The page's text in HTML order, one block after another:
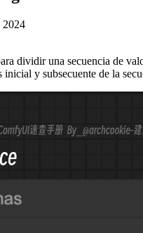
2024
dividir una secuencia de
inicial y subsecuente de la